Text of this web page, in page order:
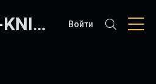
SLUSHAT-KNIGI.COM Войти